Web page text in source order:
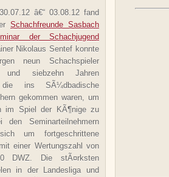
â€“ 03.08.12 fand
Schachfreunde Sasbach
der Schachjugend
Nikolaus Sentef konnte
neun Schachspieler
siebzehn Jahren
die ins SÃ¼dbadische
gekommen waren, um
im Spiel der KÃ¶nige zu
den Seminarteilnehmern
um fortgeschrittene
einer Wertungszahl von
DWZ. Die stÃ¤rksten
in der Landesliga und